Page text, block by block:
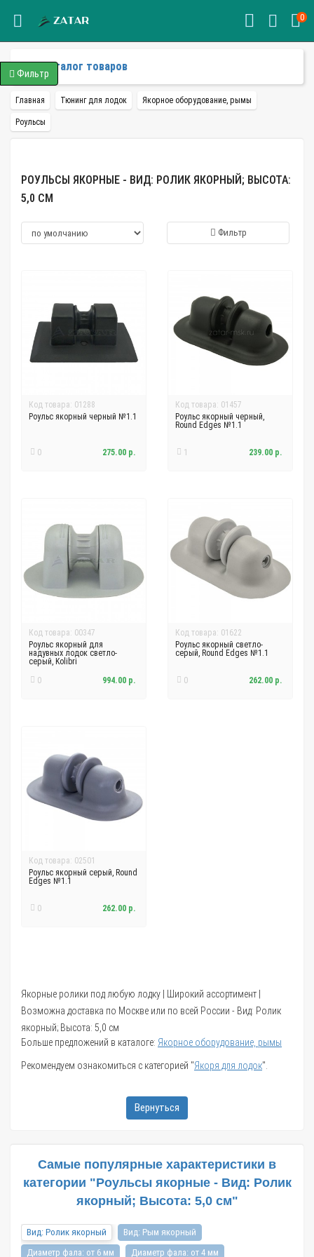
0
Каталог товаров
Главная Тюнинг для лодок Якорное оборудование, рымы
Роульсы
РОУЛЬСЫ ЯКОРНЫЕ - ВИД: РОЛИК ЯКОРНЫЙ; ВЫСОТА:
5,0 СМ
Фильтр
Код товара: 01288
Роульс якорный черный №1.1
0 275.00 р.
Код товара: 01457
Роульс якорный черный,
Round Edges №1.1
1 239.00 р.
Код товара: 00347
Роульс якорный для
надувных лодок светло-
серый, Kolibri
0
994.00 р.
Код товара: 01622
Роульс якорный светло-
серый, Round Edges №1.1
0 262.00 р.
Код товара: 02501
Роульс якорный серый, Round
Edges №1.1
0 262.00 р.
Якорные ролики под любую лодку | Широкий ассортимент |
Возможна доставка по Москве или по всей России - Вид: Ролик
якорный; Высота: 5,0 см
Больше предложений в каталоге: Якорное оборудование, рымы
Рекомендуем ознакомиться с категорией "Якоря для лодок".
Вернуться
Самые популярные характеристики в
категории "Роульсы якорные - Вид: Ролик
якорный; Высота: 5,0 см"
Вид: Ролик якорный
Вид: Рым якорный
Диаметр фала: от 6 мм
Диаметр фала: от 4 мм
Фильтр